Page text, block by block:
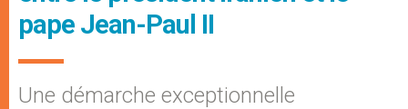
pape Jean-Paul II
Une démarche exceptionnelle